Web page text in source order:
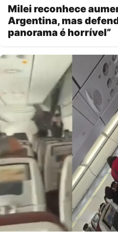
Milei reconhece
Argentina, mas
panorama é horrível”